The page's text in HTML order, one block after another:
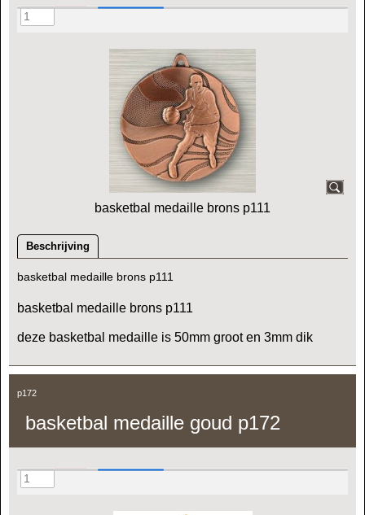
basketbal medaille brons p111
Beschrijving
basketbal medaille brons p111
basketbal medaille brons p111
deze basketbal medaille is 50mm groot en 3mm dik
p172
basketbal medaille goud p172